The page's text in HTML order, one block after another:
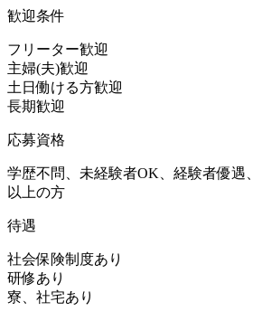
歓迎条件
フリーター歓迎
主婦(夫)歓迎
土日働ける方歓迎
長期歓迎
応募資格
学歴不問、未経験者OK、経験者優遇
以上の方
待遇
社会保険制度あり
研修あり
寮、社宅あり